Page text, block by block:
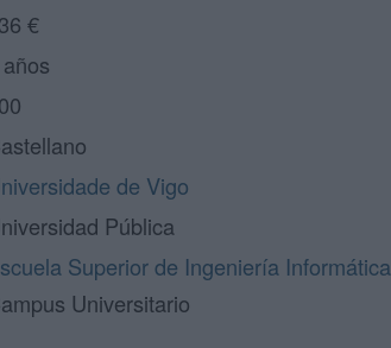
€
de Vigo
Pública
Superior de Ingeniería Informática
Universitario